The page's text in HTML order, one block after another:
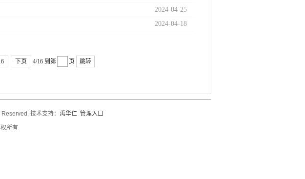
2024-04-25
2024-04-18
下页 4/16 到第 页 跳转
技术支持： 禹华仁 管理入口
所有